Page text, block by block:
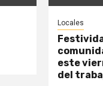
Locales
este
del